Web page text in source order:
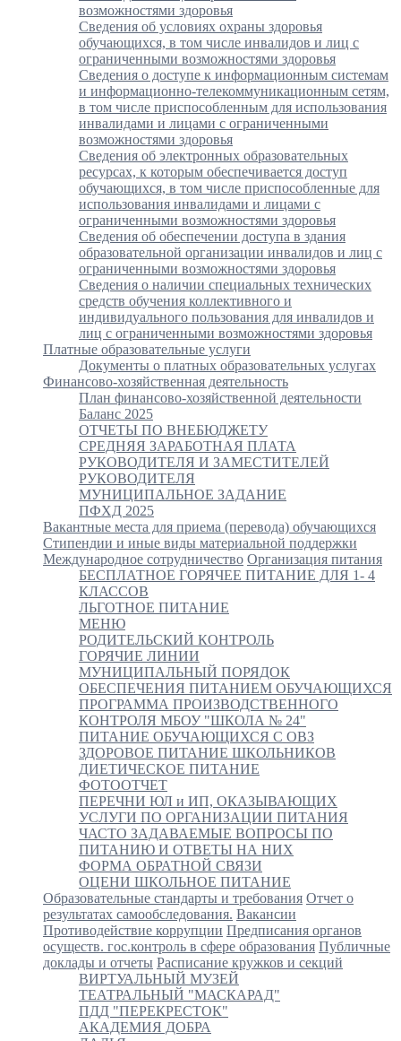
возможностями здоровья
Сведения об условиях охраны здоровья
обучающихся, в том числе инвалидов и лиц с
ограниченными возможностями здоровья
Сведения о доступе к информационным системам
и информационно-телекоммуникационным сетям,
в том числе приспособленным для использования
инвалидами и лицами с ограниченными
возможностями здоровья
Сведения об электронных образовательных
ресурсах, к которым обеспечивается доступ
обучающихся, в том числе приспособленные для
использования инвалидами и лицами с
ограниченными возможностями здоровья
Сведения об обеспечении доступа в здания
образовательной организации инвалидов и лиц с
ограниченными возможностями здоровья
Сведения о наличии специальных технических
средств обучения коллективного и
индивидуального пользования для инвалидов и
лиц с ограниченными возможностями здоровья
Платные образовательные услуги
Документы о платных образовательных услугах
Финансово-хозяйственная деятельность
План финансово-хозяйственной деятельности
Баланс 2025
ОТЧЕТЫ ПО ВНЕБЮДЖЕТУ
СРЕДНЯЯ ЗАРАБОТНАЯ ПЛАТА
РУКОВОДИТЕЛЯ И ЗАМЕСТИТЕЛЕЙ
РУКОВОДИТЕЛЯ
МУНИЦИПАЛЬНОЕ ЗАДАНИЕ
ПФХД 2025
Вакантные места для приема (перевода) обучающихся
Стипендии и иные виды материальной поддержки
Международное сотрудничество Организация питания
БЕСПЛАТНОЕ ГОРЯЧЕЕ ПИТАНИЕ ДЛЯ 1- 4
КЛАССОВ
ЛЬГОТНОЕ ПИТАНИЕ
МЕНЮ
РОДИТЕЛЬСКИЙ КОНТРОЛЬ
ГОРЯЧИЕ ЛИНИИ
МУНИЦИПАЛЬНЫЙ ПОРЯДОК
ОБЕСПЕЧЕНИЯ ПИТАНИЕМ ОБУЧАЮЩИХСЯ
ПРОГРАММА ПРОИЗВОДСТВЕННОГО
КОНТРОЛЯ МБОУ "ШКОЛА № 24"
ПИТАНИЕ ОБУЧАЮЩИХСЯ С ОВЗ
ЗДОРОВОЕ ПИТАНИЕ ШКОЛЬНИКОВ
ДИЕТИЧЕСКОЕ ПИТАНИЕ
ФОТООТЧЕТ
ПЕРЕЧНИ ЮЛ и ИП, ОКАЗЫВАЮЩИХ
УСЛУГИ ПО ОРГАНИЗАЦИИ ПИТАНИЯ
ЧАСТО ЗАДАВАЕМЫЕ ВОПРОСЫ ПО
ПИТАНИЮ И ОТВЕТЫ НА НИХ
ФОРМА ОБРАТНОЙ СВЯЗИ
ОЦЕНИ ШКОЛЬНОЕ ПИТАНИЕ
Образовательные стандарты и требования Отчет о
результатах самообследования. Вакансии
Противодействие коррупции Предписания органов
осуществ. гос.контроль в сфере образования Публичные
доклады и отчеты Расписание кружков и секций
ВИРТУАЛЬНЫЙ МУЗЕЙ
ТЕАТРАЛЬНЫЙ "МАСКАРАД"
ПДД "ПЕРЕКРЕСТОК"
АКАДЕМИЯ ДОБРА